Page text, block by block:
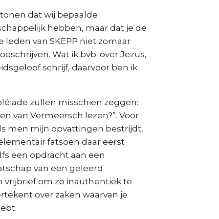
dat wij bepaalde
hebben, maar dat je de
van SKEPP niet zomaar
Wat ik bvb. over Jezus,
schrijf, daarvoor ben ik
zullen misschien zeggen:
van Vermeersch lezen?”. Voor
men mijn opvattingen bestrijdt,
fatsoen daar eerst
een opdracht aan een
van een geleerd
vrijbrief om zo inauthentiek te
over zaken waarvan je